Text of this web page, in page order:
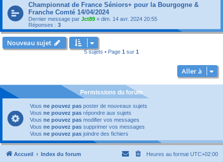
Championnat de France Séniors+ pour la Bourgogne &
Franche Comté 14/04/2024
Dernier message par Jct89 « dim. 14 avr. 2024 20:55
Réponses : 3
Nouveau sujet
5 sujets • Page 1 sur 1
Aller à
Permissions du forum
Vous ne pouvez pas poster de nouveaux sujets
Vous ne pouvez pas répondre aux sujets
Vous ne pouvez pas modifier vos messages
Vous ne pouvez pas supprimer vos messages
Vous ne pouvez pas joindre des fichiers
Accueil Index du forum Heures au format UTC+02:00